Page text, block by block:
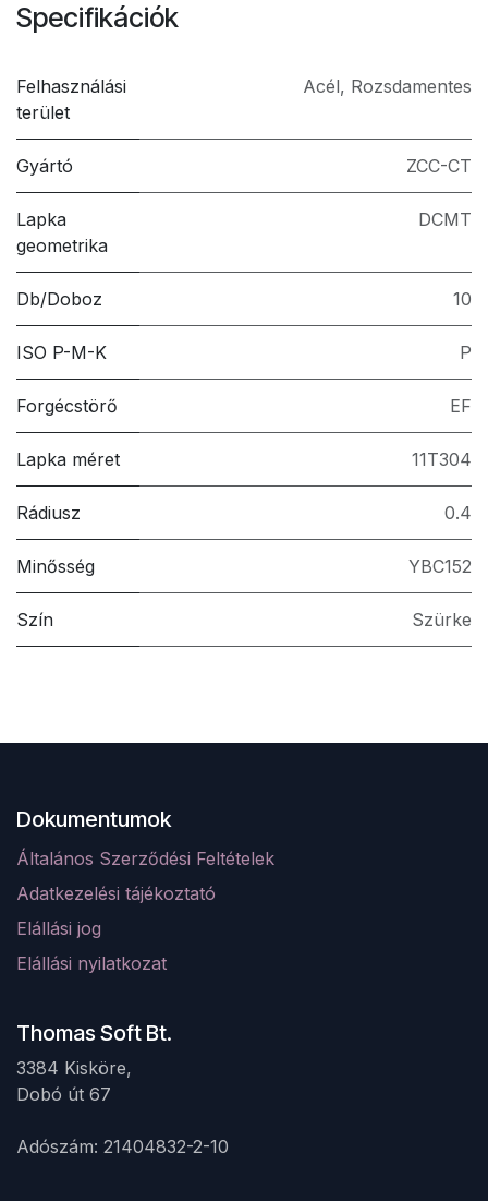
Specifikációk
Felhasználási
terület
Acél, Rozsdamentes
Gyártó ZCC-CT
Lapka
geometrika
DCMT
Db/Doboz 10
ISO P-M-K P
Forgécstörő EF
Lapka méret 11T304
Rádiusz 0.4
Minősség YBC152
Szín Szürke
Dokumentumok
Általános Szerződési Feltételek
Adatkezelési tájékoztató
Elállási jog
Elállási nyilatkozat
Thomas Soft Bt.
3384 Kisköre,
Dobó út 67 ​
Adószám: 21404832-2-10